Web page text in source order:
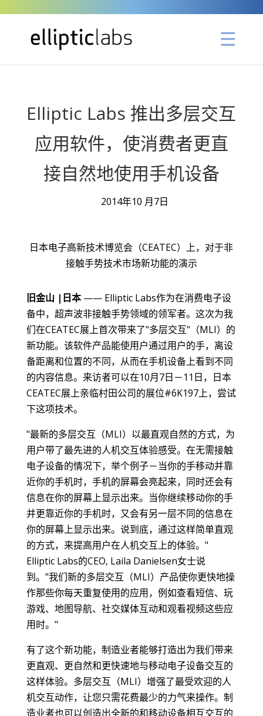
Elliptic Labs 推出多层交互
应用软件，使消费者更直
接自然地使用手机设备
2014年10 月7日
日本电子高新技术博览会（CEATEC）上，对于非
接触手势技术市场新功能的演示
旧金山 |日本—— Elliptic Labs作为在消费电子设
备中，超声波非接触手势领域的领军者。这次为我
们在CEATEC展上首次带来了"多层交互"（MLI）的
新功能。该软件产品能使用户通过用户的手，离设
备距离和位置的不同，从而在手机设备上看到不同
的内容信息。来访者可以在10月7日－11日，日本
CEATEC展上亲临村田公司的展位#6K197上，尝试
下这项技术。
"最新的多层交互（MLI）以最直观自然的方式，为
用户带了最先进的人机交互体验感受。在无需接触
电子设备的情况下，举个例子－当你的手移动并靠
近你的手机时，手机的屏幕会亮起来，同时还会有
信息在你的屏幕上显示出来。当你继续移动你的手
并更靠近你的手机时，又会有另一层不同的信息在
你的屏幕上显示出来。说到底，通过这样简单直观
的方式，来提高用户在人机交互上的体验。"
Elliptic Labs的CEO, Laila Danielsen女士说
到。"我们新的多层交互（MLI）产品使你更快地操
作那些你每天重复使用的应用，例如查看短信、玩
游戏、地图导航、社交媒体互动和观看视频这些应
用时。"
有了这个新功能，制造业者能够打造出为我们带来
更直观、更自然和更快速地与移动电子设备交互的
这样体验。多层交互（MLI）增强了最受欢迎的人
机交互动作，让您只需花费最少的力气来操作。制
造业者也可以创造出全新的和移动设备相互交互的